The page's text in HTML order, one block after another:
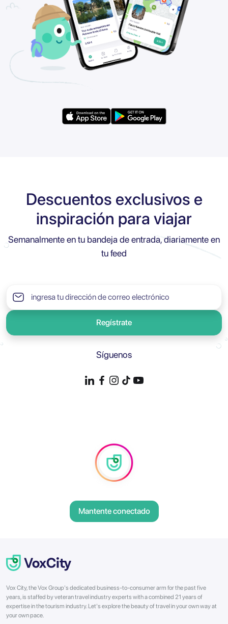
Descuentos exclusivos e
inspiración para viajar
Semanalmente en tu bandeja de entrada, diariamente en
tu feed
Regístrate
Síguenos
Mantente conectado
Vox City, the Vox Group's dedicated business-to-consumer arm for the past five
years, is staffed by veteran travel industry experts with a combined 21 years of
expertise in the tourism industry. Let's explore the beauty of travel in your own way at
your own pace.